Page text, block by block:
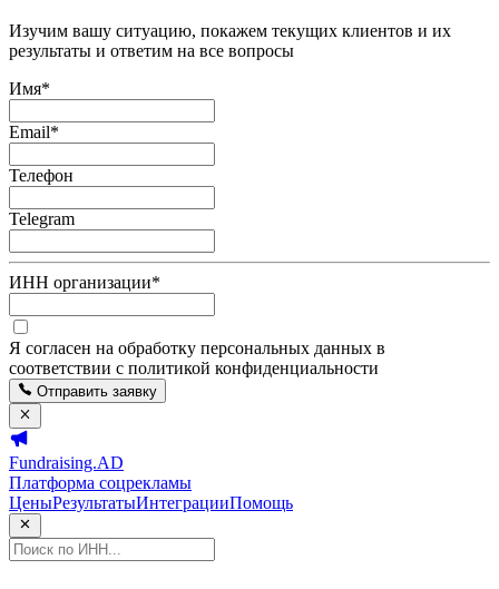
Изучим вашу ситуацию, покажем текущих клиентов и их
результаты и ответим на все вопросы
Имя*
Email*
Телефон
Telegram
ИНН организации*
Я согласен на обработку персональных данных в
соответствии с политикой конфиденциальности
Отправить заявку
Fundraising.AD
Платформа соцрекламы
ЦеныРезультатыИнтеграцииПомощь